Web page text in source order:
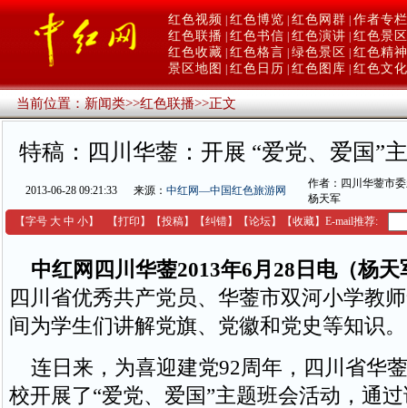
红色视频 红色博览 红色网群 作者专栏
红色联播 红色书信 红色演讲 红色景区
红色收藏 红色格言 绿色景区
红色精神
景区地图
红色日历 红色图库 红色文化
当前位置：新闻类>>红色联播>>正文
特稿：四川华蓥：开展 “爱党、爱国”
2013-06-28 09:21:33 来源： 中红网—中国红色旅游网
作者：四川华蓥市
杨天军
【字号 大 中 小】 【打印 】 【投稿】 【纠错】 【论坛】 【收藏】 E-mail推荐:
中红网四川华蓥2013年6月28日电（杨天
四川省优秀共产党员、华蓥市双河小学教
间为学生们讲解党旗、党徽和党史等知识。
连日来，为喜迎建党92周年，四川省华
校开展了“爱党、爱国”主题班会活动，通